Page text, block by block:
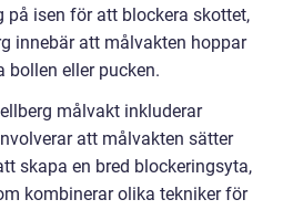
på isen för att blockera skottet,
innebär att målvakten hoppar
bollen eller pucken.
målvakt inkluderar
att målvakten sätter
skapa en bred blockeringsyta,
kombinerar olika tekniker för